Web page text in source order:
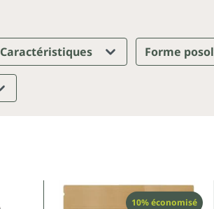
Caractéristiques Forme
Réduction
10% économisé